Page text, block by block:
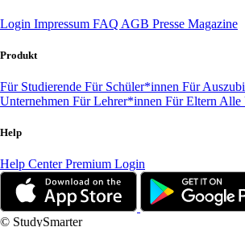
Login Impressum FAQ AGB Presse Magazine
Produkt
Für Studierende Für Schüler*innen Für
Unternehmen Für Lehrer*innen Für Eltern Alle
Help
Help CenterPremium Login
© StudySmarter